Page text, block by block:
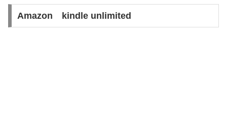
Amazon kindle unlimited